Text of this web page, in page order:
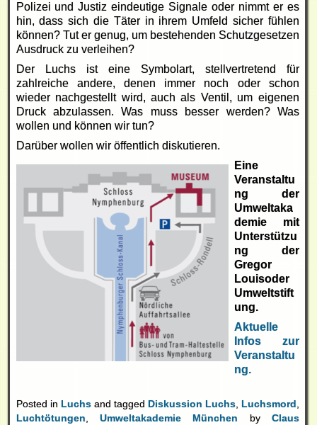
Polizei und Justiz eindeutige Signale oder nimmt er es
hin, dass sich die Täter in ihrem Umfeld sicher fühlen
können? Tut er genug, um bestehenden Schutzgesetzen
Ausdruck zu verleihen?
Der Luchs ist eine Symbolart, stellvertretend für
zahlreiche andere, denen immer noch oder schon
wieder nachgestellt wird, auch als Ventil, um eigenen
Druck abzulassen. Was muss besser werden? Was
wollen und können wir tun?
Darüber wollen wir öffentlich diskutieren.
Eine
Veranstaltu
ng der
Umweltaka
demie mit
Unterstützu
ng der
Gregor
Louisoder
Umweltstift
ung.
Aktuelle
Infos zur
Veranstaltu
ng.
Posted in Luchsand tagged Diskussion Luchs, Luchsmord
Luchtötungen
Umweltakademie München by Claus